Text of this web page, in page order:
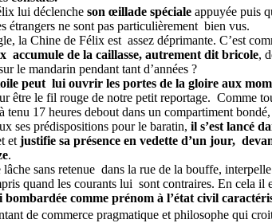
lui déclenche son œillade spéciale appuyée puis
étrangers ne sont pas particulièrement bien vus.
la Chine de Félix est assez déprimante. C’est
accumule de la caillasse, autrement dit bricole,
le mandarin pendant tant d’années ?
peut lui ouvrir les portes de la gloire aux
le fil rouge de notre petit reportage. Comme
17 heures debout dans un compartiment
ses prédispositions pour le baratin, il s’est lancé
et justifie sa présence en vedette d’un jour,
.
sans retenue dans la rue de la bouffe,
quand les courants lui sont contraires. En cela il
bombardée comme prénom à l’état civil
de commerce pragmatique et philosophe qui